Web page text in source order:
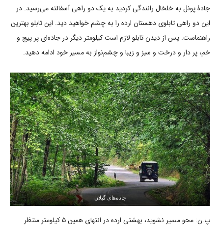
جادۀ پونل به خلخال رانندگی کردید به یک دو راهی آسفالته می‌رسید. در
این دو راهی تابلوی دهستان ارده را به چشم خواهید دید. این تابلو بهترین
راهنماست. پس از دیدن تابلو لازم است کیلومتر دیگر در جاده‌ای پر پیچ و
خم، پر دار و درخت و سبز و زیبا و چشم‌نواز به مسیر خود ادامه دهید.
جاده‌های گیلان
پ.ن: محو مسیر نشوید، بهشتی ارده در انتهای همین ۵ کیلومتر منتظر